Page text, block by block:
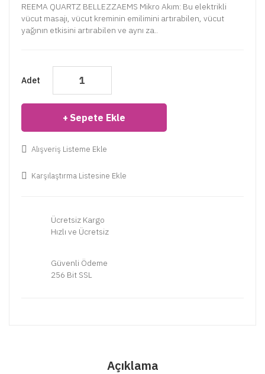
REEMA QUARTZ BELLEZZAEMS Mikro Akım: Bu elektrikli
vücut masajı, vücut kreminin emilimini artırabilen, vücut
yağının etkisini artırabilen ve aynı za..
Adet
Sepete Ekle
Alışveriş Listeme Ekle
Karşılaştırma Listesine Ekle
Ücretsiz Kargo
Hızlı ve Ücretsiz
Güvenli Ödeme
256 Bit SSL
Açıklama